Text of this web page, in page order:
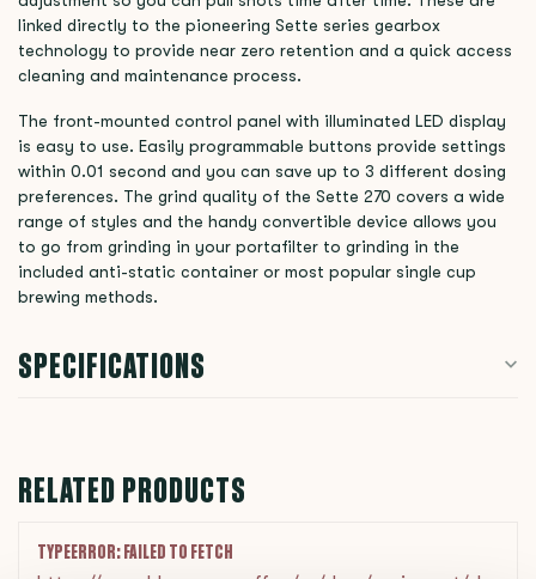
linked directly to the pioneering Sette series gearbox
technology to provide near zero retention and a quick access
cleaning and maintenance process.
The front-mounted control panel with illuminated LED display
is easy to use. Easily programmable buttons provide settings
within 0.01 second and you can save up to 3 different dosing
preferences. The grind quality of the Sette 270 covers a wide
range of styles and the handy convertible device allows you
to go from grinding in your portafilter to grinding in the
included anti-static container or most popular single cup
brewing methods.
SPECIFICATIONS
RELATED PRODUCTS
TYPEERROR: FAILED TO FETCH